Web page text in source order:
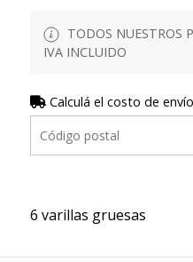
TODOS NUESTROS
IVA INCLUIDO
Calculá el costo de envío
6 varillas gruesas